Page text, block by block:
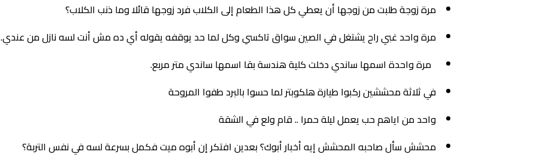
مرة زوجة طلبت من زوجها أن يعطي كل هذا الطعام إلى الكلاب فرد زوجها قائلا وما ذنب الكلاب؟
مرة واحد غبي راح يشتغل في الصين سواق تاكسي وكل لما حد يوقفه يقوله أي ده مش أنت لسه نازل من عندي.
مرة واحدة اسمها ساندي دخلت كلية هندسة بقا اسمها ساندي متر مربع.
في ثلاثة محششين ركبوا طيارة هلكوبتر لما حسوا بالبرد طفوا المروحة
واحد من اياهم حب يعمل ليلة حمرا .. قام ولع في الشقة
محشش سأل صاحبه المحشش إيه أخبار أبوك؟ بعدين افتكر إن أبوه ميت فكمل بسرعة لسه في نفس التربة؟